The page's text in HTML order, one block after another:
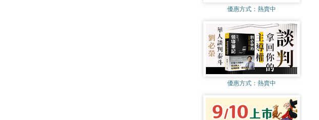
優惠方式： 熱賣中
優惠方式： 熱賣中